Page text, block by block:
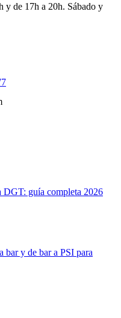
y de 17h a 20h. Sábado y
DGT: guía completa 2026
bar y de bar a PSI para